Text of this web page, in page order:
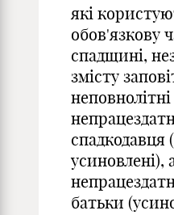
які
обов'язкову
спадщині,
змісту
спадкодавця
усиновлені),
батьки